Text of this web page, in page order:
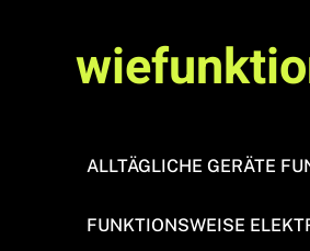
ALLTÄGLICHE GERÄTE
FUNKTIONSWEISE